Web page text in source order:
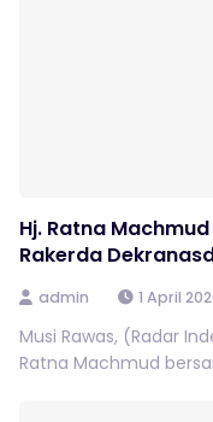
Hj. Ratna
Rakerda
admin 1 April
Musi Rawas, (Radar
Ratna Machmud